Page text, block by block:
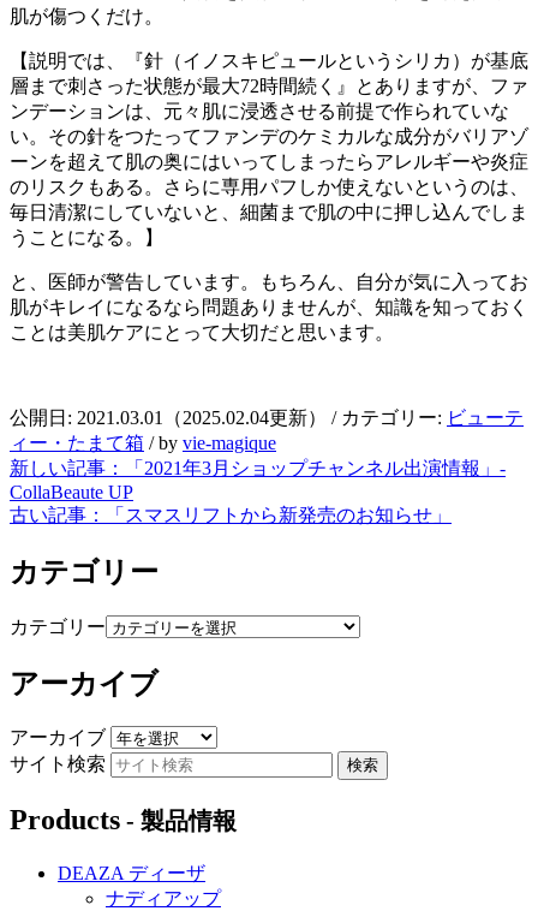
肌が傷つくだけ。
【説明では、『針（イノスキピュールというシリカ）が基底
層まで刺さった状態が最大72時間続く』とありますが、ファ
ンデーションは、元々肌に浸透させる前提で作られていな
い。その針をつたってファンデのケミカルな成分がバリアゾ
ーンを超えて肌の奥にはいってしまったらアレルギーや炎症
のリスクもある。さらに専用パフしか使えないというのは、
毎日清潔にしていないと、細菌まで肌の中に押し込んでしま
うことになる。】
と、医師が警告しています。もちろん、自分が気に入ってお
肌がキレイになるなら問題ありませんが、知識を知っておく
ことは美肌ケアにとって大切だと思います。
公開日: 2021.03.01 （2025.02.04更新） / カテゴリー: ビューテ
ィー・たまて箱 /by vie-magique
新しい記事：
「2021年3月ショップチャンネル出演情報」-
CollaBeaute UP
古い記事：
「スマスリフトから新発売のお知らせ」
カテゴリー
カテゴリー
アーカイブ
アーカイブ
サイト検索
Products - 製品情報
DEAZA ディーザ
ナディアップ